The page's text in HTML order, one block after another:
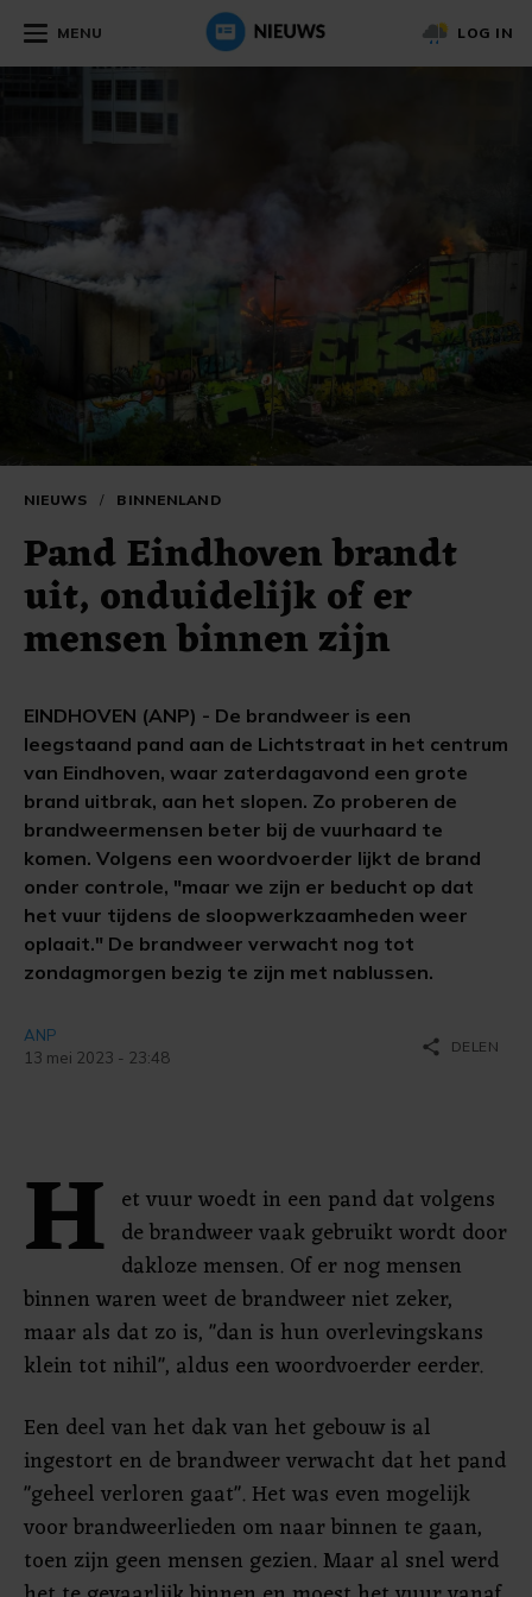
MENU LOG IN
NIEUWS / BINNENLAND
Pand Eindhoven brandt
uit, onduidelijk of er
mensen binnen zijn
EINDHOVEN (ANP) - De brandweer is een
leegstaand pand aan de Lichtstraat in het centrum
van Eindhoven, waar zaterdagavond een grote
brand uitbrak, aan het slopen. Zo proberen de
brandweermensen beter bij de vuurhaard te
komen. Volgens een woordvoerder lijkt de brand
onder controle, "maar we zijn er beducht op dat
het vuur tijdens de sloopwerkzaamheden weer
oplaait." De brandweer verwacht nog tot
zondagmorgen bezig te zijn met nablussen.
ANP
13 mei 2023 - 23:48
share DELEN
H et vuur woedt in een pand dat volgens
de brandweer vaak gebruikt wordt door
dakloze mensen. Of er nog mensen
binnen waren weet de brandweer niet zeker,
maar als dat zo is, "dan is hun overlevingskans
klein tot nihil", aldus een woordvoerder eerder.
Een deel van het dak van het gebouw is al
ingestort en de brandweer verwacht dat het pand
"geheel verloren gaat". Het was even mogelijk
voor brandweerlieden om naar binnen te gaan,
toen zijn geen mensen gezien. Maar al snel werd